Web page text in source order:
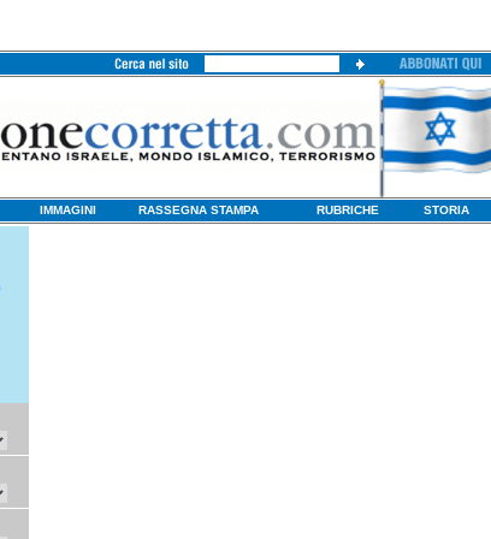
IMMAGINI RASSEGNA STAMPA RUBRICHE STORIA